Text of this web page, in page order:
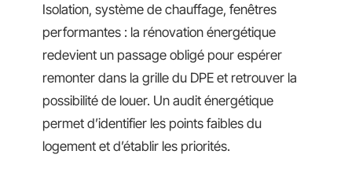
Isolation, système de chauffage, fenêtres
performantes : la rénovation énergétique
redevient un passage obligé pour espérer
remonter dans la grille du DPE et retrouver la
possibilité de louer. Un audit énergétique
permet d’identifier les points faibles du
logement et d’établir les priorités.